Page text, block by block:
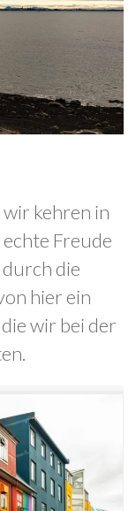
kehren in
Freude
die
hier ein
wir bei der